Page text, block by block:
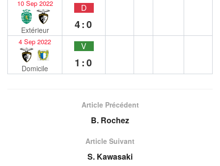
10 Sep 2022
Extérieur
D
4:0
4 Sep 2022
Domicile
V
1:0
Article Précédent
B. Rochez
Article Suivant
S. Kawasaki